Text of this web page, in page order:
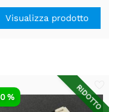
Visualizza prodotto
RIDOTTO
%